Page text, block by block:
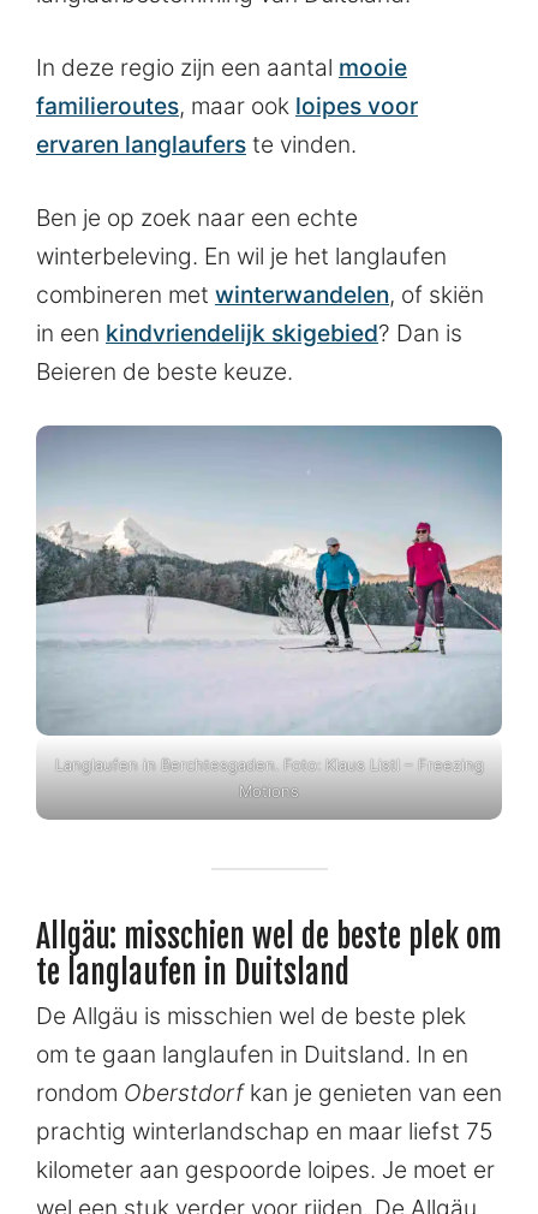
In deze regio zijn een aantal mooie
familieroutes, maar ook loipes voor
ervaren langlaufers te vinden.
Ben je op zoek naar een echte
winterbeleving. En wil je het langlaufen
combineren met winterwandelen, of skiën
in een kindvriendelijk skigebied? Dan is
Beieren de beste keuze.
Langlaufen in Berchtesgaden. Foto: Klaus Listl – Freezing
Motions
Allgäu: misschien wel de beste plek om
te langlaufen in Duitsland
De Allgäu is misschien wel de beste plek
om te gaan langlaufen in Duitsland. In en
rondom Oberstdorfkan je genieten van een
prachtig winterlandschap en maar liefst 75
kilometer aan gespoorde loipes. Je moet er